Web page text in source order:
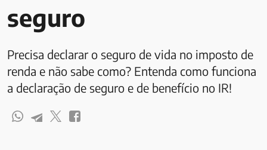
seguro
Precisa declarar o seguro de vida no imposto de
renda e não sabe como? Entenda como funciona
a declaração de seguro e de benefício no IR!